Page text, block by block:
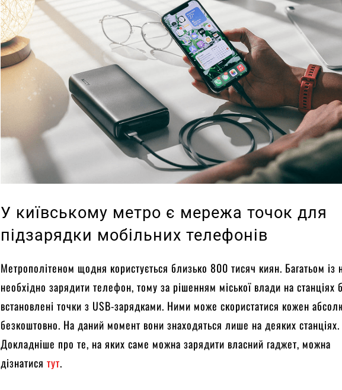
У київському метро є мережа точок для
підзарядки мобільних телефонів
Метрополітеном щодня користується близько 800 тисяч киян. Багатьом із
необхідно зарядити телефон, тому за рішенням міської влади на станціях
встановлені точки з USB-зарядками. Ними може скористатися кожен
безкоштовно. На даний момент вони знаходяться лише на деяких станціях.
Докладніше про те, на яких саме можна зарядити власний гаджет, можна
дізнатисятут.